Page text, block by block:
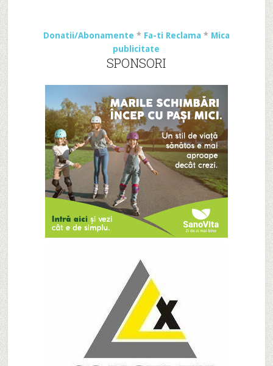
Donatii/Abonamente * Fa-ti Reclama * Mica
publicitate
SPONSORI